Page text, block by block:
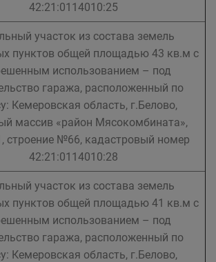
42:21:0114010:25
участок из состава земель
пунктов общей площадью 43 кв.м с
использованием – под
гаража, расположенный по
Кемеровская область, г.Белово,
массив «район Мясокомбината»,
строение №66, кадастровый номер
42:21:0114010:28
участок из состава земель
пунктов общей площадью 41 кв.м с
использованием – под
гаража, расположенный по
Кемеровская область, г.Белово,